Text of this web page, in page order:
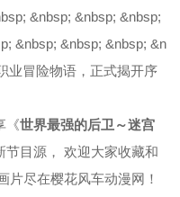
&nbsp; &nbsp; &nbsp;
&nbsp; &nbsp; &nbsp; &n
冒险物语，正式揭开序
《世界最强的后卫～迷宫
节目源， 欢迎大家收藏和
片尽在樱花风车动漫网！